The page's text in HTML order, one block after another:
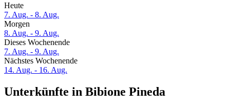
Heute
7. Aug. - 8. Aug.
Morgen
8. Aug. - 9. Aug.
Dieses Wochenende
7. Aug. - 9. Aug.
Nächstes Wochenende
14. Aug. - 16. Aug.
Unterkünfte in Bibione Pineda